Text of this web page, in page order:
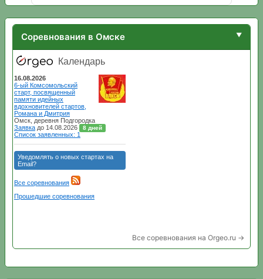
Соревнования в Омске
Все соревнования на Orgeo.ru →